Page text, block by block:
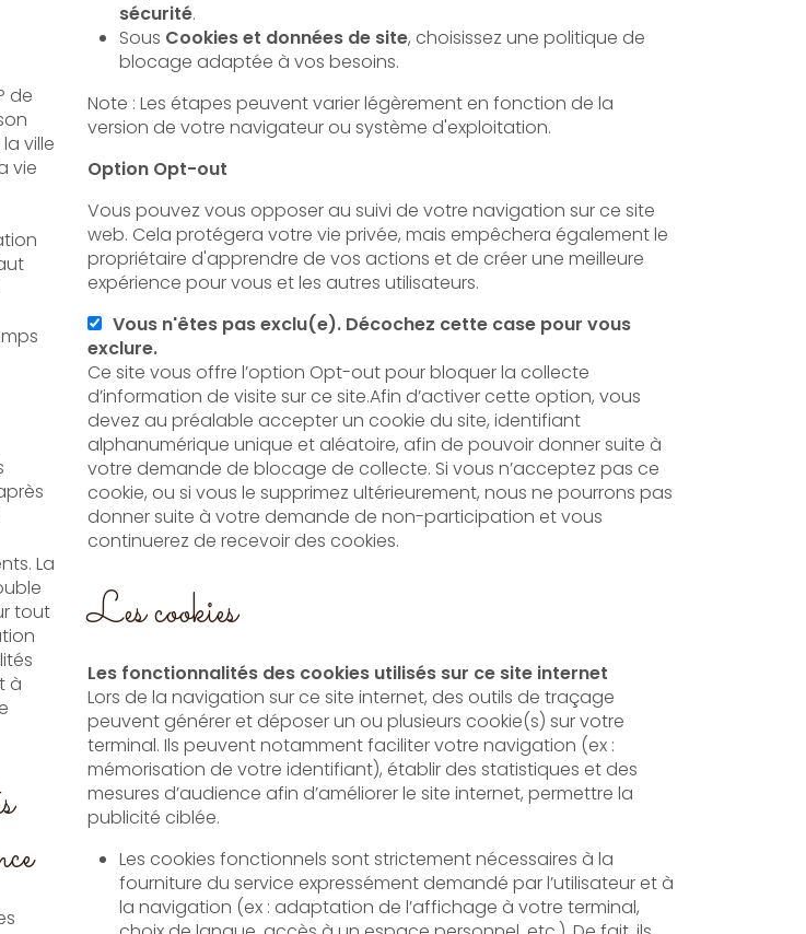
de
ville
La
tout
à
sécurité.
Sous Cookies et données de site, choisissez une politique de
blocage adaptée à vos besoins.
Note : Les étapes peuvent varier légèrement en fonction de la
version de votre navigateur ou système d'exploitation.
Option Opt-out
Vous pouvez vous opposer au suivi de votre navigation sur ce site
web. Cela protégera votre vie privée, mais empêchera également le
propriétaire d'apprendre de vos actions et de créer une meilleure
expérience pour vous et les autres utilisateurs.
Vous n'êtes pas exclu(e). Décochez cette case pour vous
exclure.
Ce site vous offre l’option Opt-out pour bloquer la collecte
d’information de visite sur ce site.Afin d’activer cette option, vous
devez au préalable accepter un cookie du site, identifiant
alphanumérique unique et aléatoire, afin de pouvoir donner suite à
votre demande de blocage de collecte. Si vous n’acceptez pas ce
cookie, ou si vous le supprimez ultérieurement, nous ne pourrons pas
donner suite à votre demande de non-participation et vous
continuerez de recevoir des cookies.
Les cookies
Les fonctionnalités des cookies utilisés sur ce site internet
Lors de la navigation sur ce site internet, des outils de traçage
peuvent générer et déposer un ou plusieurs cookie(s) sur votre
terminal. Ils peuvent notamment faciliter votre navigation (ex :
mémorisation de votre identifiant), établir des statistiques et des
mesures d’audience afin d’améliorer le site internet, permettre la
publicité ciblée.
Les cookies fonctionnels sont strictement nécessaires à la
fourniture du service expressément demandé par l’utilisateur et à
la navigation (ex : adaptation de l’affichage à votre terminal,